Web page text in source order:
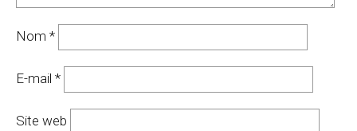
Nom *
E-mail *
Site web